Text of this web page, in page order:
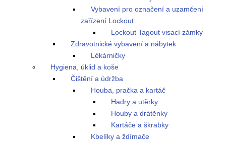
Vybavení pro označení a uzamčení
zařízení Lockout
Lockout Tagout visací zámky
Zdravotnické vybavení a nábytek
Lékárničky
Hygiena, úklid a koše
Čištění a údržba
Houba, pračka a kartáč
Hadry a utěrky
Houby a drátěnky
Kartáče a škrabky
Kbelíky a ždímače